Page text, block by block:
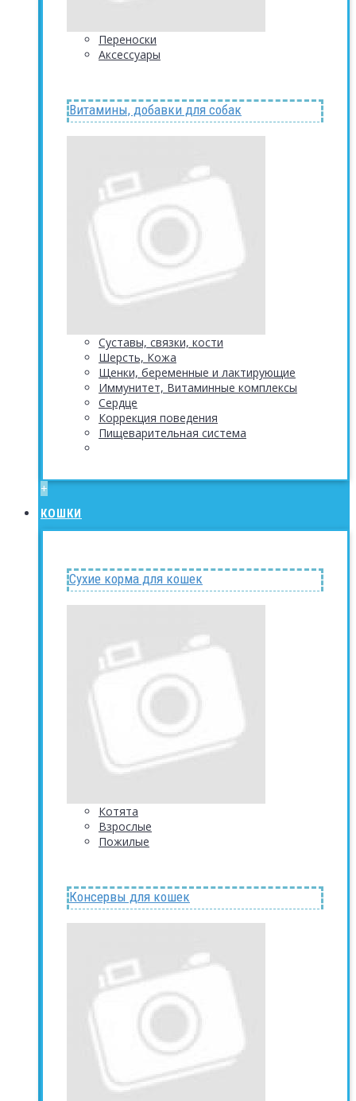
Переноски
Аксессуары
Витамины, добавки для собак
Суставы, связки, кости
Шерсть, Кожа
Щенки, беременные и лактирующие
Иммунитет, Витаминные комплексы
Сердце
Коррекция поведения
Пищеварительная система
+
КОШКИ
Сухие корма для кошек
Котята
Взрослые
Пожилые
Консервы для кошек